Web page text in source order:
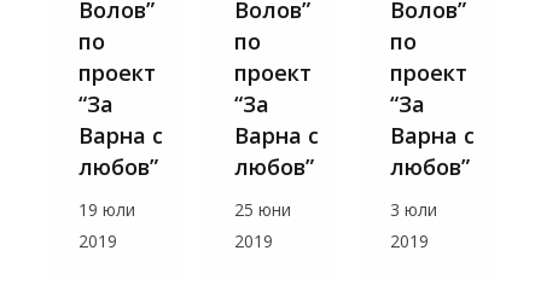
Волов”
по
проект
“За
Варна с
любов”
19 юли
2019
Волов”
по
проект
“За
Варна с
любов”
25 юни
2019
Волов”
по
проект
“За
Варна с
любов”
3 юли
2019